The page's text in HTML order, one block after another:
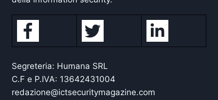
Segreteria: Humana SRL
C.F e P.IVA: 13642431004
redazione@ictsecuritymagazine.com